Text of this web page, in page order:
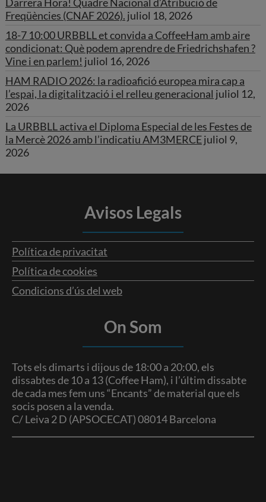
Freqüències (CNAF 2026). juliol 18, 2026
18-7 10:00 URBBLL et convida a CoffeeHam amb aire
condicionat: Què podem aprendre de Friedrichshafen ?
Vine i en parlem! juliol 16, 2026
HAM RADIO 2026: la radioafició europea mira cap a
l’espai, la digitalització i el relleu generacional juliol 12,
2026
La URBBLL activa el Diploma Especial de les Festes de
la Mercè 2026 amb l’indicatiu AM3MERCEjuliol 9,
2026
Avisos Legals
Política de privacitat
Política de cookies
Condicions d’ús del web
On Som
Tots els dimarts i dijous de 18:00 a 20:00, els
dissabtes de 10 a 13 (Coffee Ham), i l’últim dissabte
de cada mes fem uns “Encants” de material que els
socis posen a la venda.
C/ Leiva 2 D (APSOCECAT) 08014 Barcelona